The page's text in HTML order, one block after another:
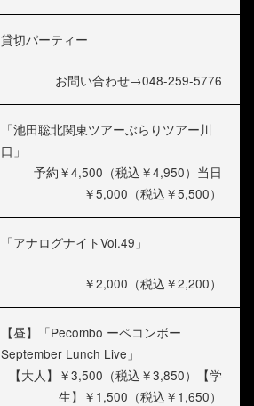
貸切パーティー
お問い合わせ→048-259-5776
「池田聡北関東ツアーぶらりツアー川
口」
予約￥4,500（税込￥4,950）当日
￥5,000（税込￥5,500）
「アナログナイトVol.49」
￥2,000（税込￥2,200）
【昼】「Pecombo ーペコンボー
September Lunch Live」
【大人】￥3,500（税込￥3,850）【学
生】￥1,500（税込￥1,650）